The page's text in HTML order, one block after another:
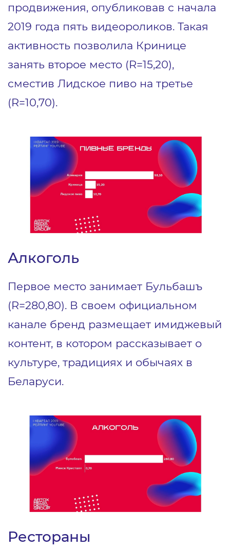
продвижения, опубликовав с начала
2019 года пять видеороликов. Такая
активность позволила Кринице
занять второе место (R=15,20),
сместив Лидское пиво на третье
(R=10,70).
Алкоголь
Первое место занимает Бульбашъ
(R=280,80). В своем официальном
канале бренд размещает имиджевый
контент, в котором рассказывает о
культуре, традициях и обычаях в
Беларуси.
Рестораны